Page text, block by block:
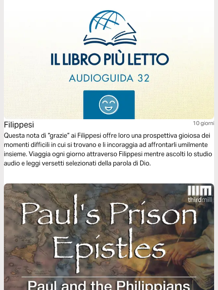
Filippesi 10 giorni
Questa nota di “grazie” ai Filippesi offre loro una prospettiva gioiosa dei
momenti difficili in cui si trovano e li incoraggia ad affrontarli umilmente
insieme. Viaggia ogni giorno attraverso Filippesi mentre ascolti lo studio
audio e leggi versetti selezionati della parola di Dio.